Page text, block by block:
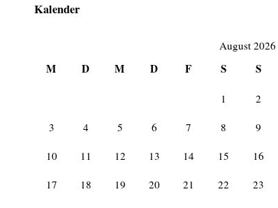
Kalender
August 2026
M D M D F S S
1 2
3 4 5 6 7 8 9
10 11 12 13 14 15 16
17 18 19 20 21 22 23